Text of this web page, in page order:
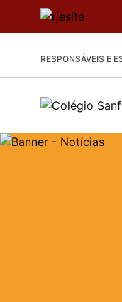
RESPONSÁVEIS E